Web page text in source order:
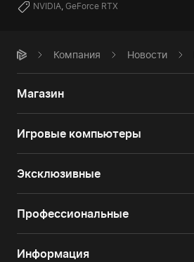
NVIDIA, GeForce RTX
Компания Новости
Магазин
Игровые компьютеры
Эксклюзивные
Профессиональные
Информация